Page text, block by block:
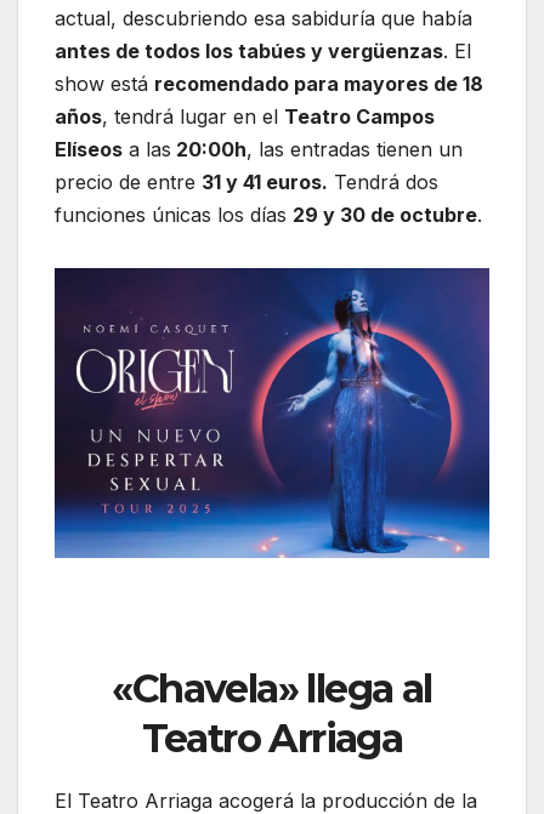
actual, descubriendo esa sabiduría que había
antes de todos los tabúes y vergüenzas. El
show está recomendado para mayores de 18
años, tendrá lugar en el Teatro Campos
Elíseos a las 20:00h, las entradas tienen un
precio de entre 31 y 41 euros. Tendrá dos
funciones únicas los días 29 y 30 de octubre.
«Chavela» llega al
Teatro Arriaga
El Teatro Arriaga acogerá la producción de la